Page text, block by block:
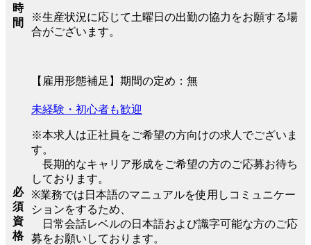
時
間
※生産状況に応じて土曜日の出勤の協力をお願する場
合がございます。
【雇用形態補足】期間の定め：無
必
須
資
格
未経験・初心者も歓迎
※本求人は正社員をご希望の方向けの求人でございま
す。
長期的なキャリア形成をご希望の方のご応募お待ち
しております。
※業務では日本語のマニュアルを使用しコミュニケー
ションをするため、
日常会話レベルの日本語および識字可能な方のご応
募をお願いしております。